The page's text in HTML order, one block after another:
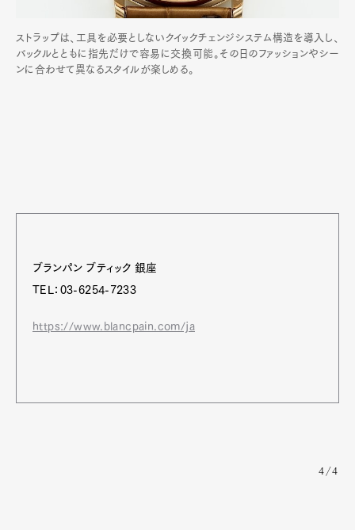
ストラップは、工具を必要としないクイックチェンジシステム構造を導入し、
バックルとともに指先だけで容易に交換可能。その日のファッションやシー
ンに合わせて異なるスタイルが楽しめる。
ブランパン ブティック 銀座
TEL：03-6254-7233
https://www.blancpain.com/ja
4/4